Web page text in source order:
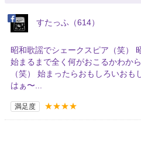
すたっふ（614）
昭和歌謡でシェークスピア（笑）
始まるまで全く何がおこるかわか
（笑） 始まったらおもしろいおも
はぁ〜...
満足度 ★★★★